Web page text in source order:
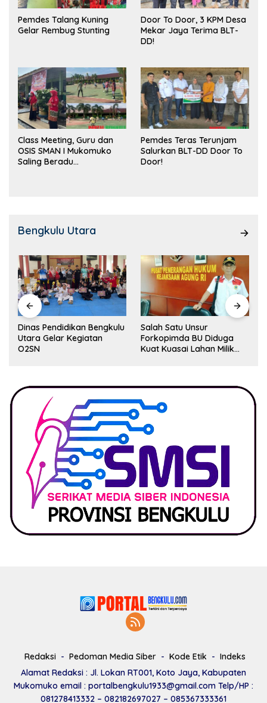
Pemdes Talang Kuning
Gelar Rembug Stunting
Door To Door, 3 KPM Desa
Mekar Jaya Terima BLT-
DD!
Class Meeting, Guru dan
OSIS SMAN I Mukomuko
Saling Beradu
Pemdes Teras Terunjam
Salurkan BLT-DD Door To
Door!
Bengkulu Utara
Dinas Pendidikan Bengkulu
Utara Gelar Kegiatan
O2SN
Salah Satu Unsur
Forkopimda BU Diduga
Kuat Kuasai Lahan Milik
Redaksi Pedoman Media Siber Kode Etik
Indeks
Alamat Redaksi : Jl. Lokan RT001, Koto Jaya, Kabupaten
Mukomuko email : portalbengkulu1933@gmail.com Telp/HP :
081278413332 – 082182697027 – 085367333361